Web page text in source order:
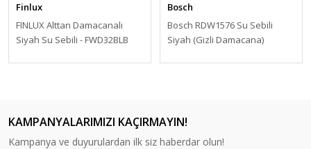
Finlux
FINLUX Alttan Damacanalı
Siyah Su Sebili - FWD32BLB
Bosch
Bosch RDW1576 Su Sebili
Siyah (Gizli Damacana)
KAMPANYALARIMIZI KAÇIRMAYIN!
Kampanya ve duyurulardan ilk siz haberdar olun!